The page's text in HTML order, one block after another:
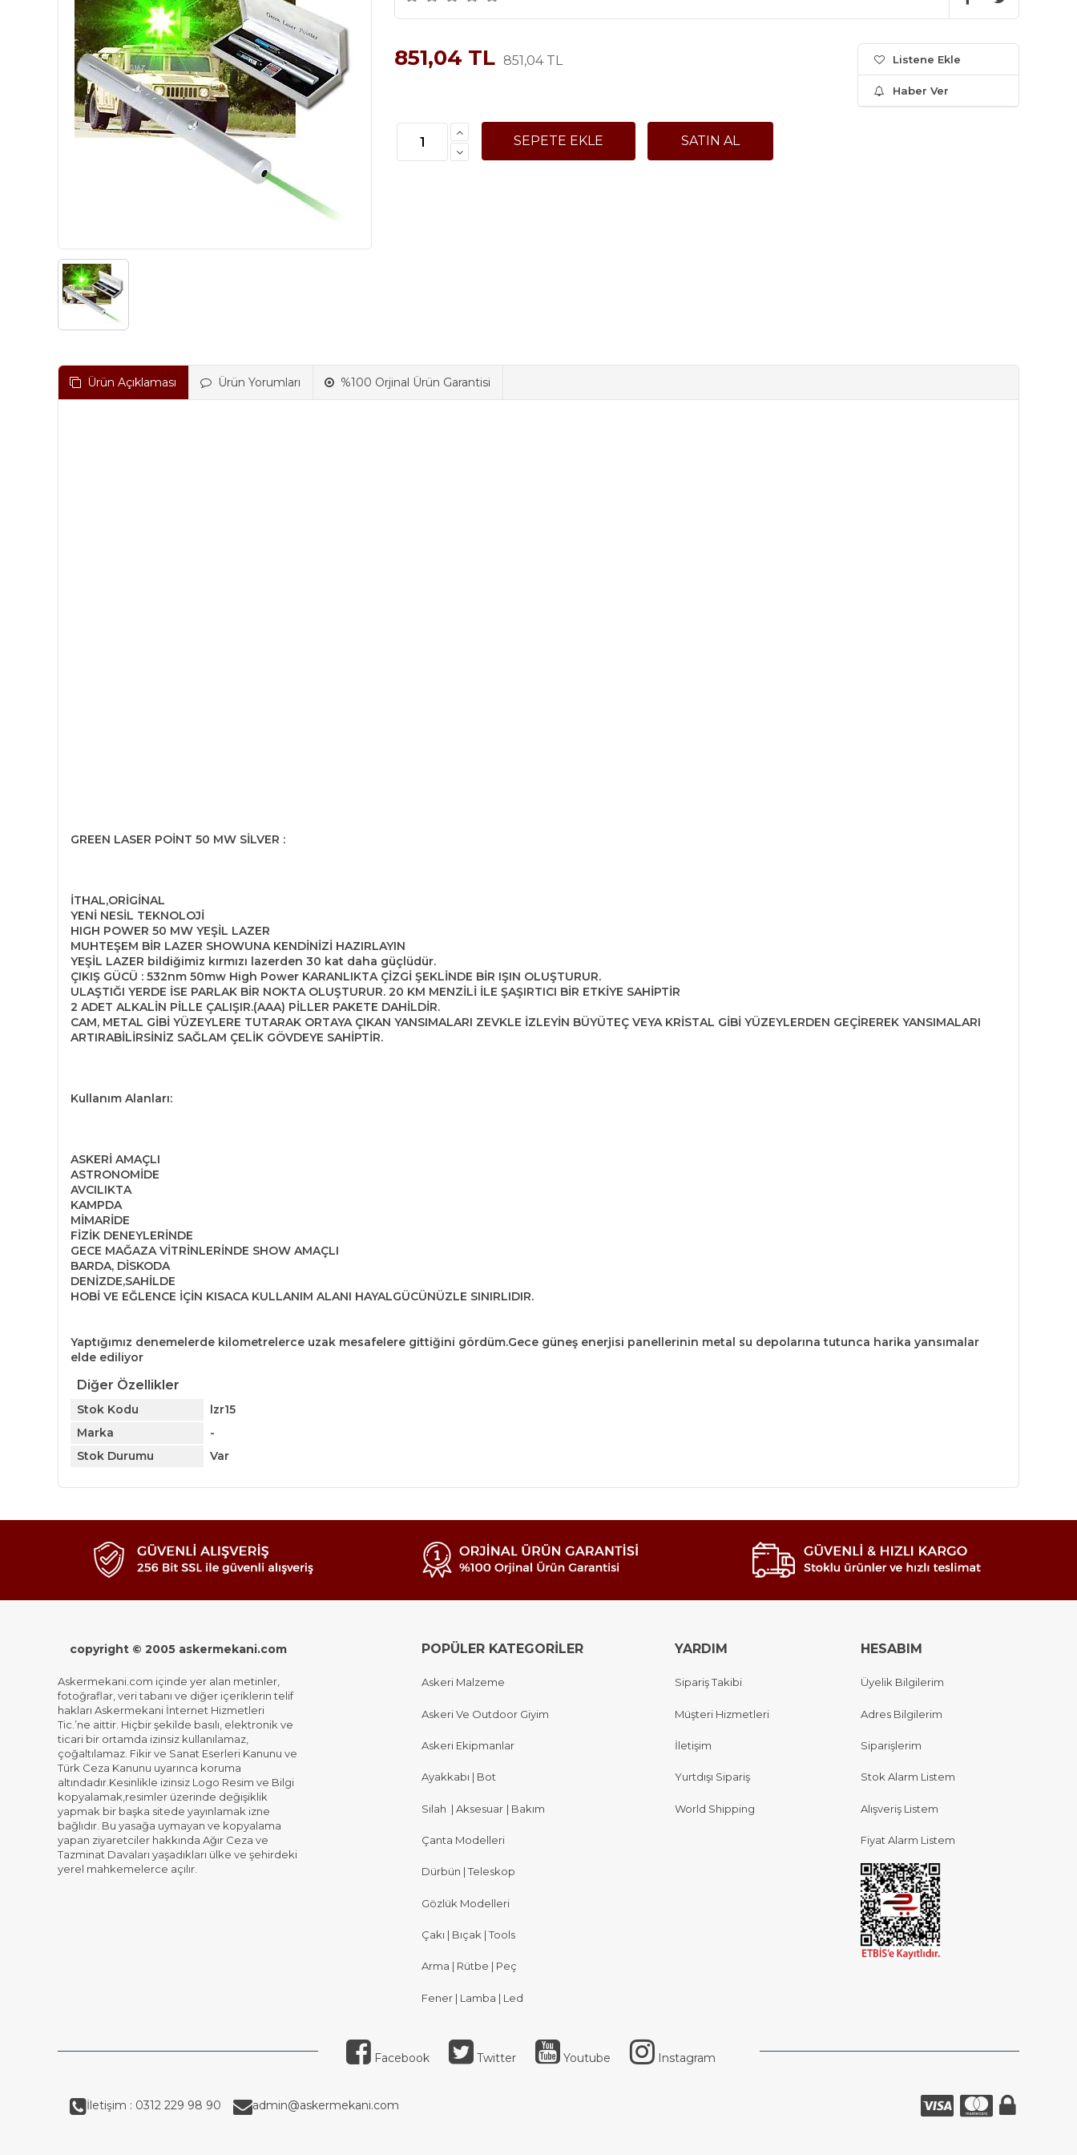
851,04 TL 851,04 TL Listene Ekle
Haber Ver
Ürün Açıklaması Ürün Yorumları %100 Orjinal Ürün Garantisi
GREEN LASER POİNT 50 MW SİLVER :
İTHAL,ORİGİNAL
YENİ NESİL TEKNOLOJİ
HIGH POWER 50 MW YEŞİL LAZER
MUHTEŞEM BİR LAZER SHOWUNA KENDİNİZİ HAZIRLAYIN
YEŞİL LAZER bildiğimiz kırmızı lazerden 30 kat daha güçlüdür.
ÇIKIŞ GÜCÜ : 532nm 50mw High Power KARANLIKTA ÇİZGİ ŞEKLİNDE BİR IŞIN OLUŞTURUR.
ULAŞTIĞI YERDE İSE PARLAK BİR NOKTA OLUŞTURUR. 20 KM MENZİLİ İLE ŞAŞIRTICI BİR ETKİYE SAHİPTİR
2 ADET ALKALİN PİLLE ÇALIŞIR.(AAA) PİLLER PAKETE DAHİLDİR.
CAM, METAL GİBİ YÜZEYLERE TUTARAK ORTAYA ÇIKAN YANSIMALARI ZEVKLE İZLEYİN BÜYÜTEÇ VEYA KRİSTAL GİBİ YÜZEYLERDEN GEÇİREREK YANSIMALARI
ARTIRABİLİRSİNİZ SAĞLAM ÇELİK GÖVDEYE SAHİPTİR.
Kullanım Alanları:
ASKERİ AMAÇLI
ASTRONOMİDE
AVCILIKTA
KAMPDA
MİMARİDE
FİZİK DENEYLERİNDE
GECE MAĞAZA VİTRİNLERİNDE SHOW AMAÇLI
BARDA, DİSKODA
DENİZDE,SAHİLDE
HOBİ VE EĞLENCE İÇİN KISACA KULLANIM ALANI HAYALGÜCÜNÜZLE SINIRLIDIR.
Yaptığımız denemelerde kilometrelerce uzak mesafelere gittiğini gördüm.Gece güneş enerjisi panellerinin metal su depolarına tutunca harika yansımalar
elde ediliyor
Diğer Özellikler
Stok Kodu
lzr15
Marka
-
Stok Durumu
Var
copyright © 2005 askermekani.com
Askermekani.com içinde yer alan metinler,
fotoğraflar, veri tabanı ve diğer içeriklerin telif
hakları Askermekani İnternet Hizmetleri
Tic.’ne aittir. Hiçbir şekilde basılı, elektronik ve
ticari bir ortamda izinsiz kullanılamaz,
çoğaltılamaz. Fikir ve Sanat Eserleri Kanunu ve
Türk Ceza Kanunu uyarınca koruma
altındadır.Kesinlikle izinsiz Logo Resim ve Bilgi
kopyalamak,resimler üzerinde değişiklik
yapmak bir başka sitede yayınlamak izne
bağlıdır. Bu yasağa uymayan ve kopyalama
yapan ziyaretciler hakkında Ağır Ceza ve
Tazminat Davaları yaşadıkları ülke ve şehirdeki
yerel mahkemelerce açılır.
POPÜLER KATEGORİLER
Askeri Malzeme
Askeri Ve Outdoor Giyim
Askeri Ekipmanlar
Ayakkabı | Bot
Silah | Aksesuar | Bakım
Çanta Modelleri
Dürbün | Teleskop
Gözlük Modelleri
Çakı | Bıçak | Tools
Arma | Rütbe | Peç
Fener | Lamba | Led
YARDIM
Sipariş Takibi
Müşteri Hizmetleri
İletişim
Yurtdışı Sipariş
World Shipping
HESABIM
Üyelik Bilgilerim
Adres Bilgilerim
Siparişlerim
Stok Alarm Listem
Alışveriş Listem
Fiyat Alarm Listem
Facebook Twitter Youtube Instagram
İletişim : 0312 229 98 90 admin@askermekani.com